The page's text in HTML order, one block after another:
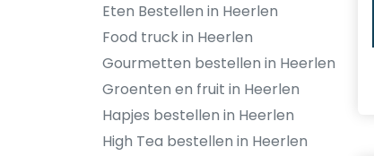
Eten Bestellen in Heerlen
Food truck in Heerlen
Gourmetten bestellen in Heerlen
Groenten en fruit in Heerlen
Hapjes bestellen in Heerlen
High Tea bestellen in Heerlen